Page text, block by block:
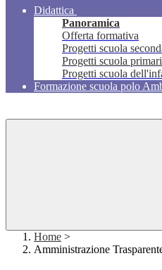
Didattica
Panoramica
Offerta formativa
Progetti scuola
Progetti scuola
Progetti scuola
Formazione scuola polo
Home >
Amministrazione